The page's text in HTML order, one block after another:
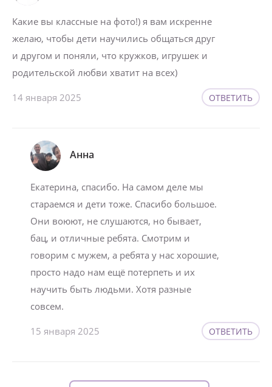
Какие вы классные на фото!) я вам искренне
желаю, чтобы дети научились общаться друг
и другом и поняли, что кружков, игрушек и
родительской любви хватит на всех)
14 января 2025 ОТВЕТИТЬ
Анна
Екатерина, спасибо. На самом деле мы
стараемся и дети тоже. Спасибо большое.
Они воюют, не слушаются, но бывает,
бац, и отличные ребята. Смотрим и
говорим с мужем, а ребята у нас хорошие,
просто надо нам ещё потерпеть и их
научить быть людьми. Хотя разные
совсем.
15 января 2025 ОТВЕТИТЬ